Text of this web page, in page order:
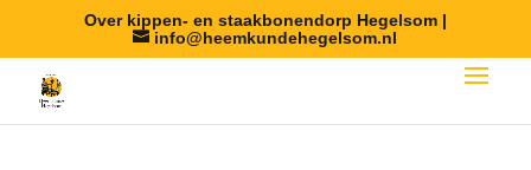
Over kippen- en staakbonendorp Hegelsom |
info@heemkundehegelsom.nl